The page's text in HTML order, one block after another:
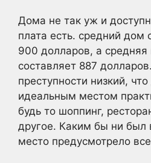
Дома не так уж и
плата есть. средний дом
900 долларов, а средняя
составляет 887
преступности низкий,
идеальным местом
будь то шоппинг,
другое. Каким бы ни был
место предусмотрело